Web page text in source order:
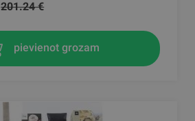
201.24 €
pievienot grozam